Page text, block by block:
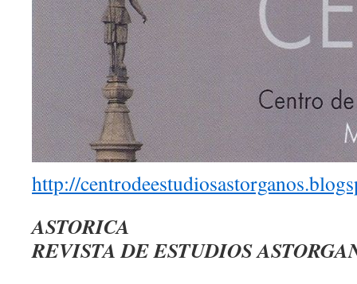
http://
ASTORICA
REVISTA DE ESTUDIOS